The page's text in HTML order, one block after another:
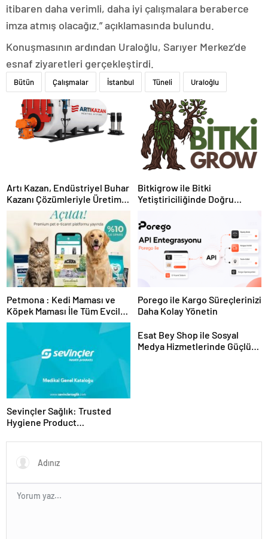
itibaren daha verimli, daha iyi çalışmalara beraberce
imza atmış olacağız.” açıklamasında bulundu.
Konuşmasının ardından Uraloğlu, Sarıyer Merkez’de
esnaf ziyaretleri gerçekleştirdi.
Bütün Çalışmalar İstanbul Tüneli Uraloğlu
Artı Kazan, Endüstriyel Buhar
Kazanı Çözümleriyle Üretim
Tesislerine Verimli Sistemler
Sunuyor
Bitkigrow ile Bitki
Yetiştiriciliğinde Doğru
Petmona : Kedi Maması ve
Köpek Maması İle Tüm Evcil
Hayvan Ürünleri
Porego ile Kargo Süreçlerinizi
Daha Kolay Yönetin
Sevinçler Sağlık: Trusted
Hygiene Product
Esat Bey Shop ile Sosyal
Medya Hizmetlerinde Güçlü